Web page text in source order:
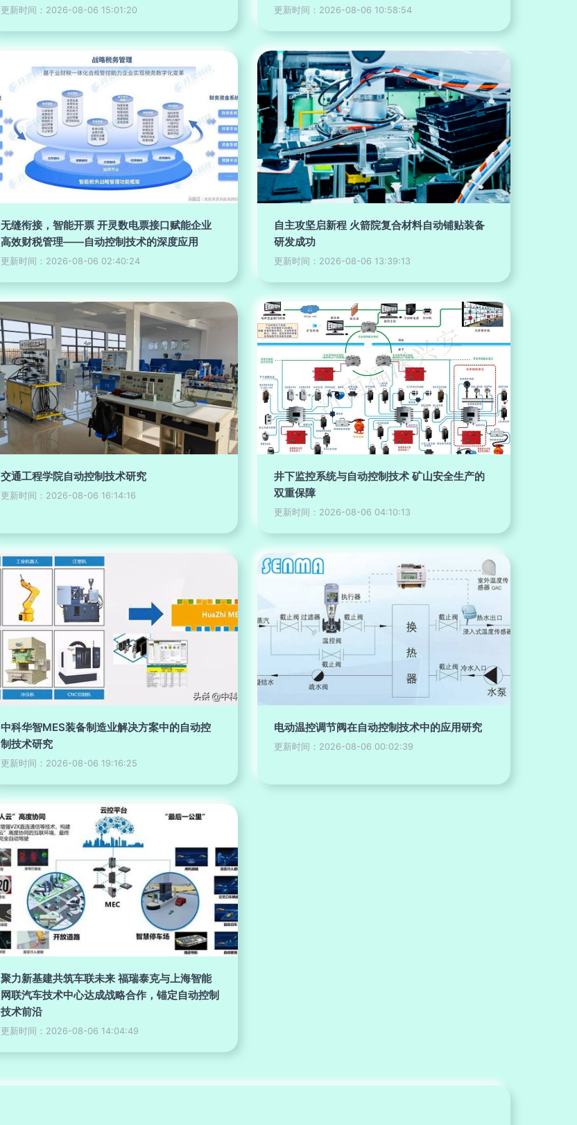
更新时间：2026-08-06 15:01:20 更新时间：2026-08-06 10:58:54
无缝衔接，智能开票 开灵数电票接口赋能企业
高效财税管理——自动控制技术的深度应用
更新时间：2026-08-06 02:40:24
自主攻坚启新程 火箭院复合材料自动铺贴装备
研发成功
更新时间：2026-08-06 13:39:13
交通工程学院自动控制技术研究
更新时间：2026-08-06 16:14:16
井下监控系统与自动控制技术 矿山安全生产的
双重保障
更新时间：2026-08-06 04:10:13
中科华智MES装备制造业解决方案中的自动控
制技术研究
更新时间：2026-08-06 19:16:25
电动温控调节阀在自动控制技术中的应用研究
更新时间：2026-08-06 00:02:39
聚力新基建共筑车联未来 福瑞泰克与上海智能
网联汽车技术中心达成战略合作，锚定自动控制
技术前沿
更新时间：2026-08-06 14:04:49